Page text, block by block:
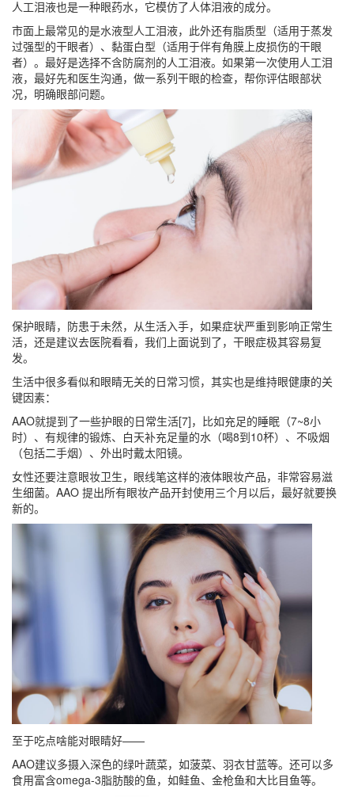
人工泪液也是一种眼药水，它模仿了人体泪液的成分。
市面上最常见的是水液型人工泪液，此外还有脂质型（适用于蒸发
过强型的干眼者）、黏蛋白型（适用于伴有角膜上皮损伤的干眼
者）。最好是选择不含防腐剂的人工泪液。如果第一次使用人工泪
液，最好先和医生沟通，做一系列干眼的检查，帮你评估眼部状
况，明确眼部问题。
保护眼睛，防患于未然，从生活入手，如果症状严重到影响正常生
活，还是建议去医院看看，我们上面说到了，干眼症极其容易复
发。
生活中很多看似和眼睛无关的日常习惯，其实也是维持眼健康的关
键因素：
AAO就提到了一些护眼的日常生活[7]，比如充足的睡眠（7~8小
时）、有规律的锻炼、白天补充足量的水（喝8到10杯）、不吸烟
（包括二手烟）、外出时戴太阳镜。
女性还要注意眼妆卫生，眼线笔这样的液体眼妆产品，非常容易滋
生细菌。AAO 提出所有眼妆产品开封使用三个月以后，最好就要换
新的。
至于吃点啥能对眼睛好——
AAO建议多摄入深色的绿叶蔬菜，如菠菜、羽衣甘蓝等。还可以多
食用富含omega-3脂肪酸的鱼，如鲑鱼、金枪鱼和大比目鱼等。